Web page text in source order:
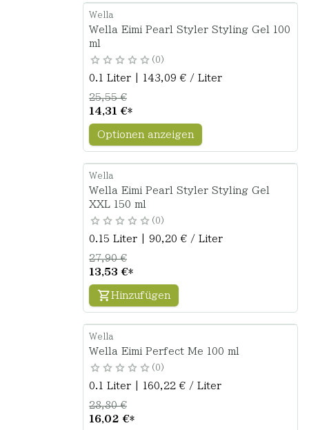
Wella
Wella Eimi Pearl Styler Styling Gel 100
ml
0
0.1 Liter | 143,09 € / Liter
14,31 €*
25,55 €
Optionen anzeigen
Wella
Wella Eimi Pearl Styler Styling Gel
XXL 150 ml
0
0.15 Liter | 90,20 € / Liter
13,53 €*
27,90 €
Hinzufügen
Wella
Wella Eimi Perfect Me 100 ml
0
0.1 Liter | 160,22 € / Liter
16,02 €*
28,80 €